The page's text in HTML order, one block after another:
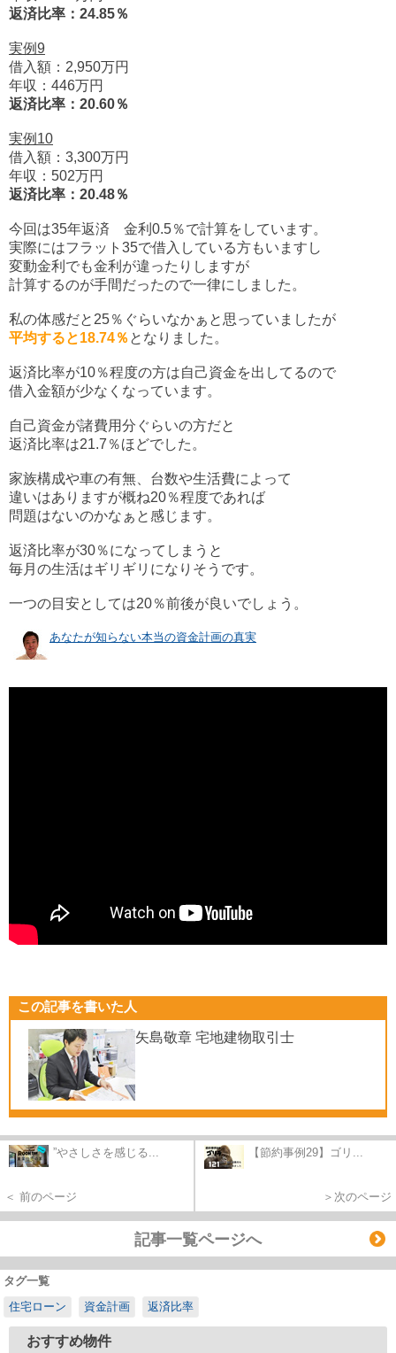
返済比率：24.85％
実例9
借入額：2,950万円
年収：446万円
返済比率：20.60％
実例10
借入額：3,300万円
年収：502万円
返済比率：20.48％
今回は35年返済 金利0.5％で計算をしています。
実際にはフラット35で借入している方もいますし
変動金利でも金利が違ったりしますが
計算するのが手間だったので一律にしました。
私の体感だと25％ぐらいなかぁと思っていましたが
平均すると18.74％ となりました。
返済比率が10％程度の方は自己資金を出してるので
借入金額が少なくなっています。
自己資金が諸費用分ぐらいの方だと
返済比率は21.7％ほどでした。
家族構成や車の有無、台数や生活費によって
違いはありますが概ね20％程度であれば
問題はないのかなぁと感じます。
返済比率が30％になってしまうと
毎月の生活はギリギリになりそうです。
一つの目安としては20％前後が良いでしょう。
あなたが知らない本当の資金計画の真実
この記事を書いた人
矢島敬章 宅地建物取引士
”やさしさを感じる...
＜ 前のページ
【節約事例29】ゴリ...
＞次のページ
記事一覧ページへ
タグ一覧
住宅ローン
資金計画 返済比率
おすすめ物件